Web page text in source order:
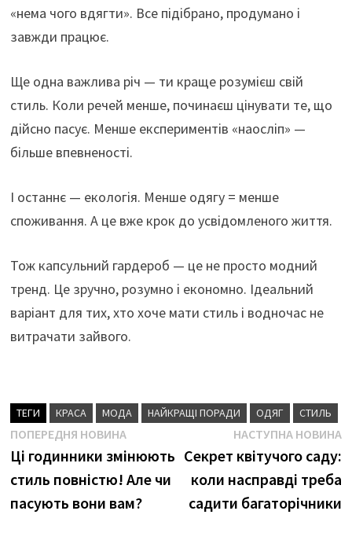
«нема чого вдягти». Все підібрано, продумано і
завжди працює.
Ще одна важлива річ — ти краще розумієш свій
стиль. Коли речей менше, починаєш цінувати те, що
дійсно пасує. Менше експериментів «наосліп» —
більше впевненості.
І останнє — екологія. Менше одягу = менше
споживання. А це вже крок до усвідомленого життя.
Тож капсульний гардероб — це не просто модний
тренд. Це зручно, розумно і економно. Ідеальний
варіант для тих, хто хоче мати стиль і водночас не
витрачати зайвого.
ТЕГИ КРАСА МОДА НАЙКРАЩІ ПОРАДИ ОДЯГ СТИЛЬ
Навігація
записів
ПОПЕРЕДНЯ НОВИНАПопередня
новина
Ці годинники змінюють
стиль повністю! Але чи
пасують вони вам?
НАСТУПНА НОВИНА
Секрет квітучого саду:
коли насправді треба
садити багаторічники